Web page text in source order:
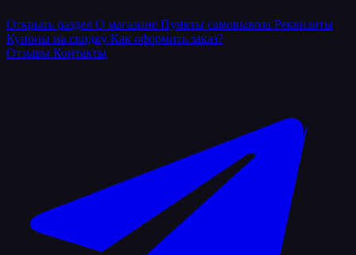
Открыть раздел О магазине Пункты самовывоза Реквизиты
Купоны на скидку Как оформить заказ?
Отзывы Контакты